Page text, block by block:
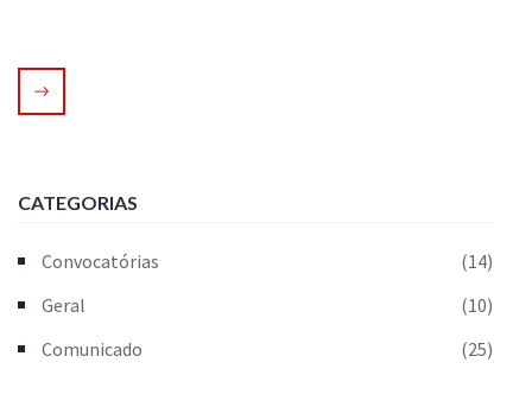
CATEGORIAS
Convocatórias
(14)
Geral
(10)
Comunicado
(25)